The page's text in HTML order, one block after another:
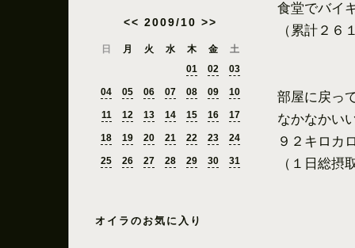
<< 2009/10 >>
日 月 火 水 木 金
土
01
02 03
04 05 06 07 08 09 10
11 12 13 14 15 16 17
18 19 20 21 22 23 24
25 26 27 28 29 30 31
オイラのお気に入り
食堂でバイ
（累計２６
部屋に戻っ
なかなかい
９２キロカ
（１日総摂